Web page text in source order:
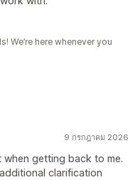
We’re here whenever you
9 กรกฎาคม 2026
when getting back to me.
clarification